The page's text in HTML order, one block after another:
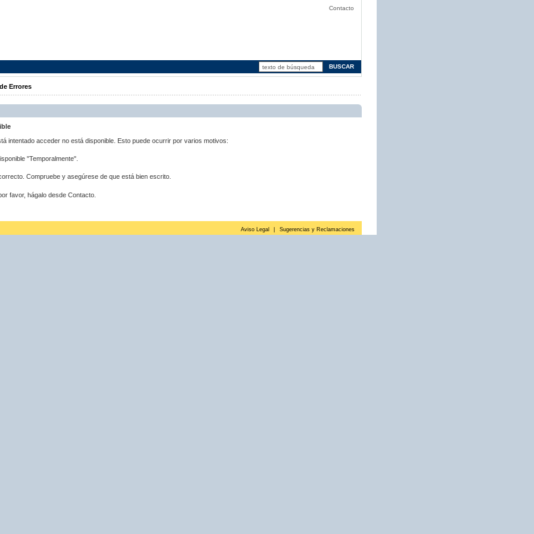
Contacto
Errores
intentado acceder no está disponible. Esto puede ocurrir por varios motivos:
"Temporalmente".
Compruebe y asegúrese de que está bien escrito.
favor, hágalo desde Contacto.
Aviso Legal Sugerencias y Reclamaciones